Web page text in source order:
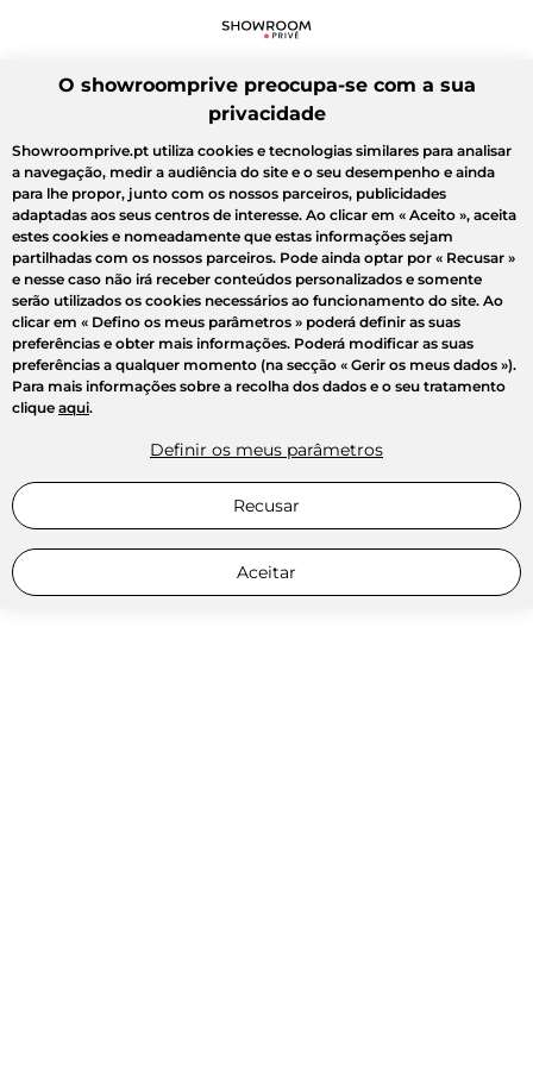
O showroomprive preocupa-se com a sua
privacidade
Showroomprive.pt utiliza cookies e tecnologias similares para analisar
a navegação, medir a audiência do site e o seu desempenho e ainda
para lhe propor, junto com os nossos parceiros, publicidades
adaptadas aos seus centros de interesse. Ao clicar em « Aceito », aceita
estes cookies e nomeadamente que estas informações sejam
partilhadas com os nossos parceiros. Pode ainda optar por « Recusar »
e nesse caso não irá receber conteúdos personalizados e somente
serão utilizados os cookies necessários ao funcionamento do site. Ao
clicar em « Defino os meus parâmetros » poderá definir as suas
preferências e obter mais informações. Poderá modificar as suas
preferências a qualquer momento (na secção « Gerir os meus dados »).
Para mais informações sobre a recolha dos dados e o seu tratamento
clique aqui.
Definir os meus parâmetros
Recusar
Aceitar